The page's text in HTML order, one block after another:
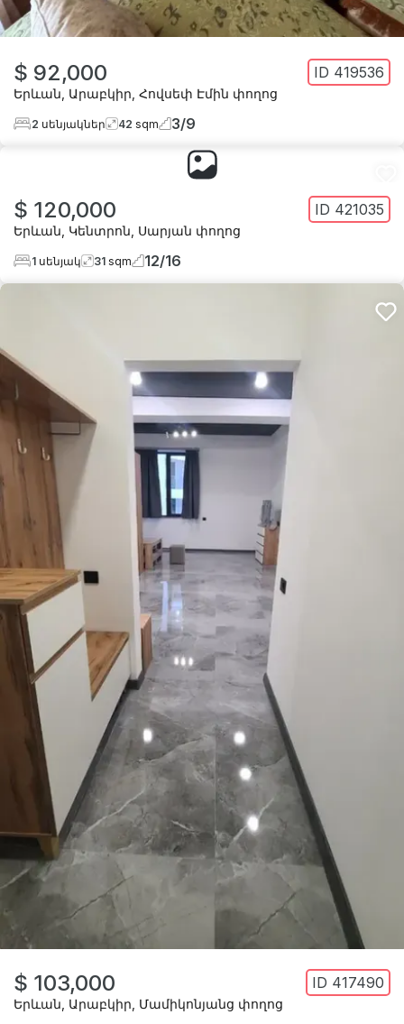
$ 92,000 ID 419536
Երևան Արաբկիր Հովսեփ Էմին փողոց
2 սենյակներ 42 sqm 3/9
$ 120,000 ID 421035
Երևան Կենտրոն Սարյան փողոց
1 սենյակ 31 sqm 12/16
$ 103,000 ID 417490
Երևան Արաբկիր Մամիկոնյանց փողոց